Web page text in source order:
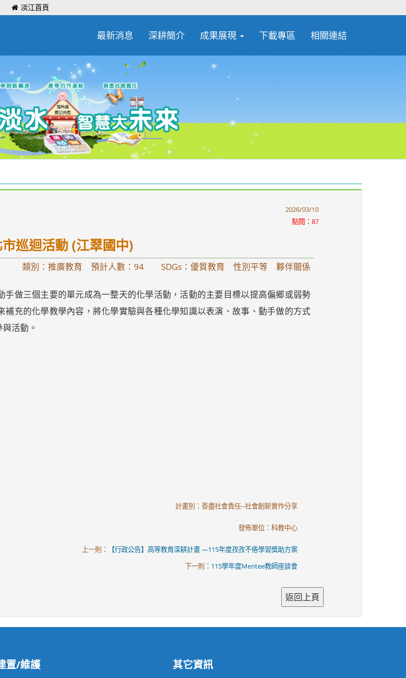
淡江首頁
最新消息 深耕簡介 成果展現 下載專區 相關連結
2026/03/10
點閱：87
巡迴活動 (江翠國中)
類別：推廣教育 預計人數：94 SDGs：優質教育 性別平等 夥伴關係
做三個主要的單元成為一整天的化學活動，活動的主要目標以提高偏鄉或弱勢
充的化學教學內容，將化學實驗與各種化學知識以表演、故事、動手做的方式
活動。
計畫別：善盡社會責任--社會創新實作分享
發佈單位：科教中心
上一則：
【行政公告】高等教育深耕計畫 —115年度孜孜不倦學習獎助方案
下一則： 115學年度Mentee教師座談會
置/維護 其它資訊